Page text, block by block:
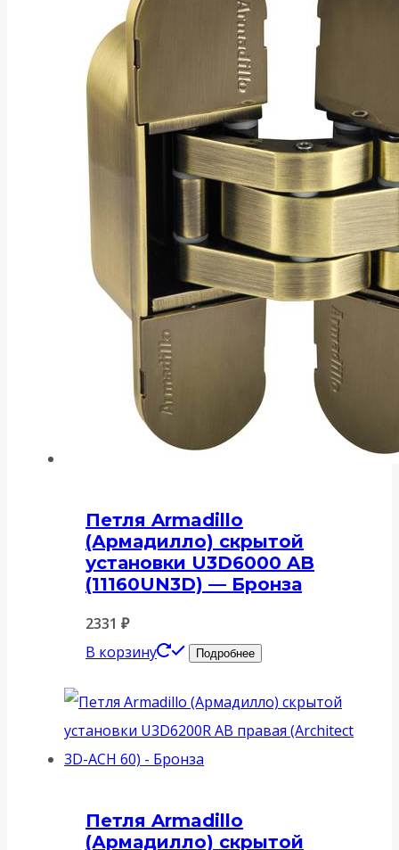
Петля Armadillo
(Армадилло) скрытой
установки U3D6000 AB
(11160UN3D) — Бронза
2331 ₽
В корзину
Подробнее
Петля Armadillo
(Армадилло) скрытой